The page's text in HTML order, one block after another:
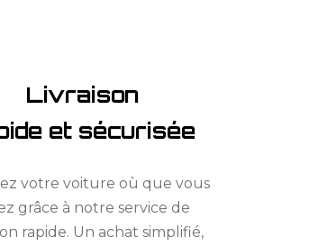
Livraison
et sécurisée
votre voiture où que vous
grâce à notre service de
rapide. Un achat simplifié,